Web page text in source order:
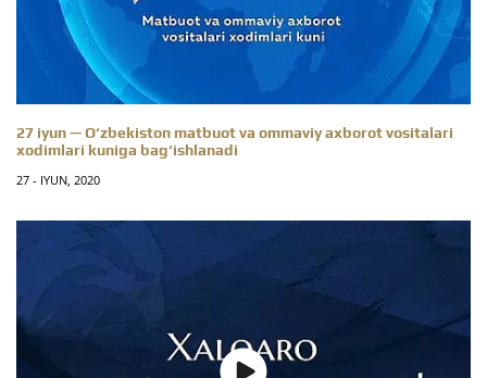
27 iyun — O‘zbekiston matbuot va ommaviy axborot vositalari
xodimlari kuniga bag‘ishlanadi
27 - IYUN, 2020